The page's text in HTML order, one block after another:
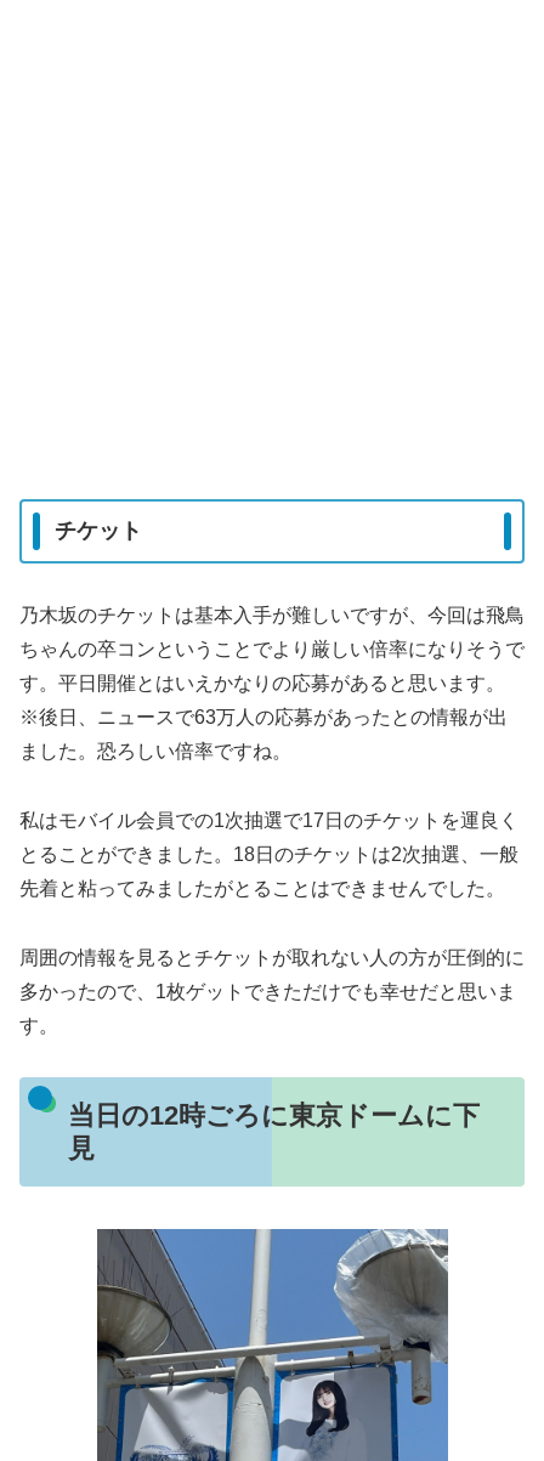
チケット
乃木坂のチケットは基本入手が難しいですが、今回は飛鳥
ちゃんの卒コンということでより厳しい倍率になりそうで
す。平日開催とはいえかなりの応募があると思います。
※後日、ニュースで63万人の応募があったとの情報が出
ました。恐ろしい倍率ですね。
私はモバイル会員での1次抽選で17日のチケットを運良く
とることができました。18日のチケットは2次抽選、一般
先着と粘ってみましたがとることはできませんでした。
周囲の情報を見るとチケットが取れない人の方が圧倒的に
多かったので、1枚ゲットできただけでも幸せだと思いま
す。
当日の12時ごろに東京ドームに下
見